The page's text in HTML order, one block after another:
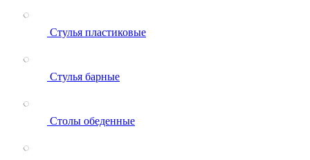
Стулья пластиковые
Стулья барные
Столы обеденные